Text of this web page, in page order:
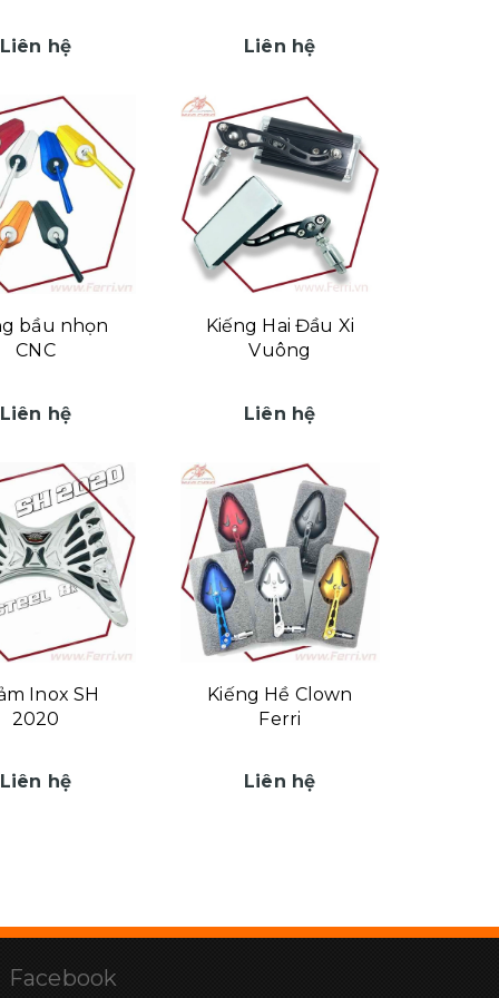
Liên hệ Liên hệ
bầu nhọn
CNC
Liên hệ
Kiếng Hai Đầu Xi
Vuông
Liên hệ
Inox SH
2020
Liên hệ
Kiếng Hề Clown
Ferri
Liên hệ
Facebook